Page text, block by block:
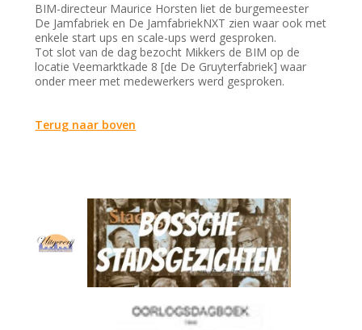
BIM-directeur Maurice Horsten liet de burgemeester
De Jamfabriek en De JamfabriekNXT zien waar ook met
enkele start ups en scale-ups werd gesproken.
Tot slot van de dag bezocht Mikkers de BIM op de
locatie Veemarktkade 8 [de De Gruyterfabriek] waar
onder meer met medewerkers werd gesproken.
Terug naar boven